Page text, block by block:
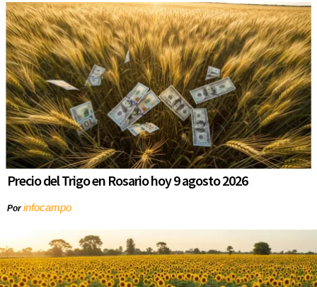
Precio del Trigo en Rosario hoy 9 agosto 2026
Porinfocampo